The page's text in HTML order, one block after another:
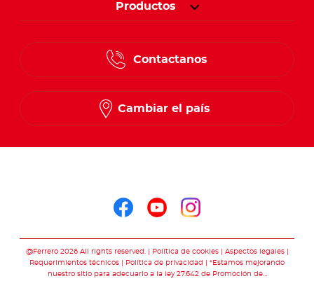
Productos
Contactanos
Cambiar el país
@Ferrero 2026 All rights reserved. Política de cookies
Aspectos legales
Requerimientos técnicos
Política de privacidad
*Estamos mejorando
nuestro sitio para adecuarlo a la ley 27.642 de Promoción de…